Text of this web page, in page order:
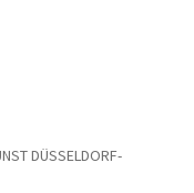
DÜSSELDORF-